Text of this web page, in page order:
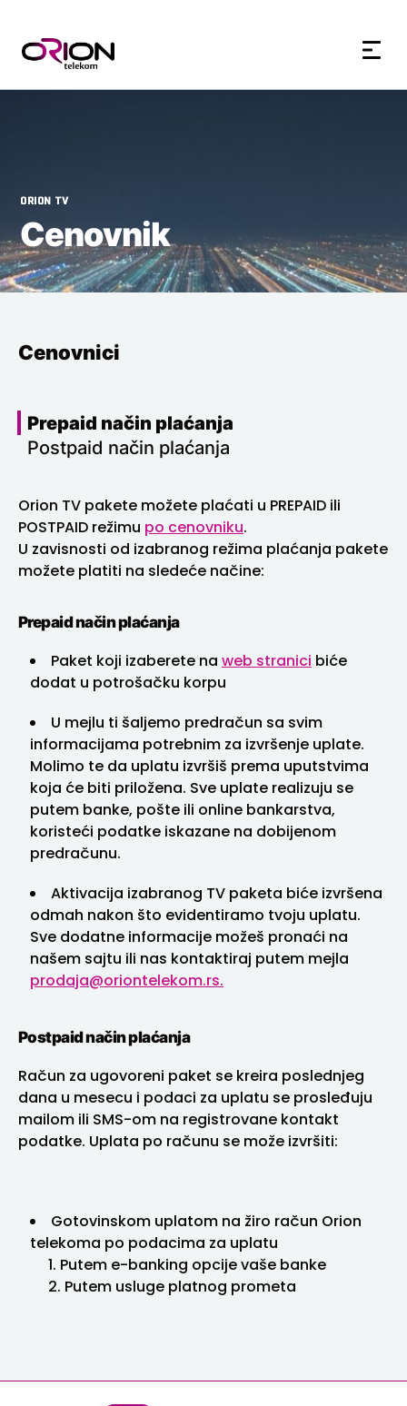
7d
ORION TV
Cenovnik
Cenovnici
Prepaid način plaćanja
Postpaid način plaćanja
Orion TV pakete možete plaćati u PREPAID ili
POSTPAID režimu po cenovniku.
U zavisnosti od izabranog režima plaćanja pakete
možete platiti na sledeće načine:
Prepaid način plaćanja
Paket koji izaberete naweb stranicibiće
dodat u potrošačku korpu
U mejlu ti šaljemo predračun sa svim
informacijama potrebnim za izvršenje uplate.
Molimo te da uplatu izvršiš prema uputstvima
koja će biti priložena. Sve uplate realizuju se
putem banke, pošte ili online bankarstva,
koristeći podatke iskazane na dobijenom
predračunu.
Aktivacija izabranog TV paketa biće izvršena
odmah nakon što evidentiramo tvoju uplatu.
Sve dodatne informacije možeš pronaći na
našem sajtu ili nas kontaktiraj putem mejla
prodaja@oriontelekom.rs.
Postpaid način plaćanja
Račun za ugovoreni paket se kreira poslednjeg
dana u mesecu i podaci za uplatu se prosleđuju
mailom ili SMS-om na registrovane kontakt
podatke. Uplata po računu se može izvršiti:
Gotovinskom uplatom na žiro račun Orion
telekoma po podacima za uplatu
1. Putem e-banking opcije vaše banke
2. Putem usluge platnog prometa